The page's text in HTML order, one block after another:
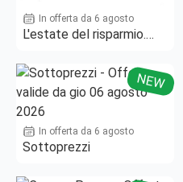
In offerta da 6 agosto
L'estate del risparmio.
NEW
In offerta da 6 agosto
Sottoprezzi